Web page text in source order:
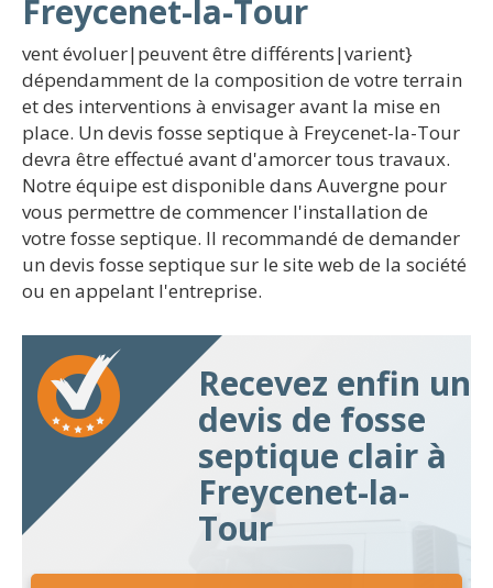
Freycenet-la-Tour
vent évoluer|peuvent être différents|varient}
dépendamment de la composition de votre terrain
et des interventions à envisager avant la mise en
place. Un devis fosse septique à Freycenet-la-Tour
devra être effectué avant d'amorcer tous travaux.
Notre équipe est disponible dans Auvergne pour
vous permettre de commencer l'installation de
votre fosse septique. Il recommandé de demander
un devis fosse septique sur le site web de la société
ou en appelant l'entreprise.
Recevez enfin un
devis de fosse
septique clair à
Freycenet-la-
Tour